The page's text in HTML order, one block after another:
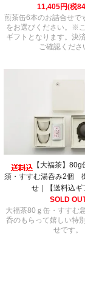
11,405円(税
煎茶缶6本のお詰合せで
をお選びください。※
ギフトとなります。決
ご確認くださ
【大福茶】
須・すすむ湯呑み2個
せ｜【送料込ギ
SOLD
大福茶80ｇ缶・すすむ
呑のもらって嬉しい特
せです。